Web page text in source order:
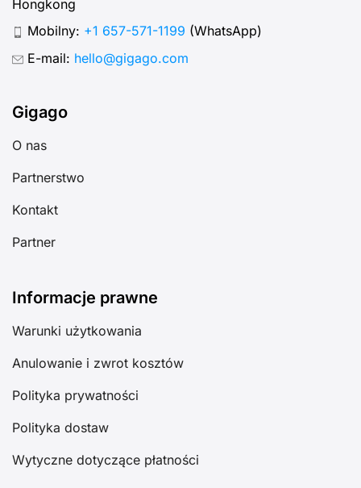
Hongkong
Mobilny: +1 657-571-1199 (WhatsApp)
E-mail: hello@gigago.com
Gigago
O nas
Partnerstwo
Kontakt
Partner
Informacje prawne
Warunki użytkowania
Anulowanie i zwrot kosztów
Polityka prywatności
Polityka dostaw
Wytyczne dotyczące płatności